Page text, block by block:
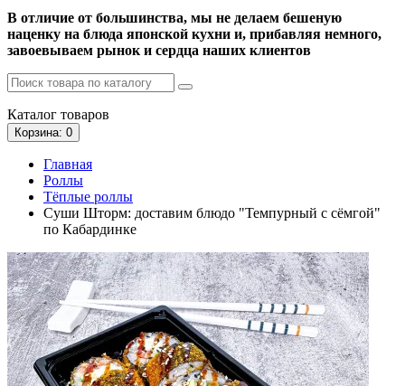
В отличие от большинства, мы не делаем бешеную
наценку на блюда японской кухни и, прибавляя немного,
завоевываем рынок и сердца наших клиентов
Каталог товаров
Корзина: 0
Главная
Роллы
Тёплые роллы
Суши Шторм: доставим блюдо "Темпурный с сёмгой"
по Кабардинке